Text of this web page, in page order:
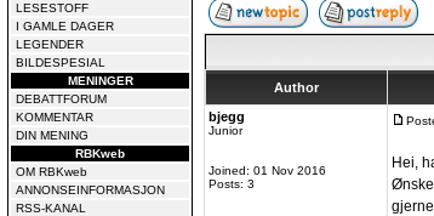
LESESTOFF
I GAMLE DAGER
LEGENDER
BILDESPESIAL
MENINGER
DEBATTFORUM
KOMMENTAR
DIN MENING
RBKweb
OM RBKweb
ANNONSEINFORMASJON
RSS-KANAL
Author
bjegg
Junior
Joined: 01 Nov 2016
Posts: 3
Hei,